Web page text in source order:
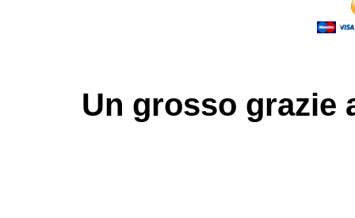
Un grosso grazie